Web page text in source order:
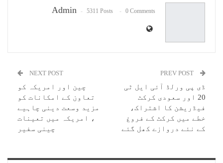
Admin 5311 Posts 0 Comments
ڈی پی ورلڈ آئی ایل ٹی
20 اور سعودی کرکٹ
فیڈریشن کا اشتراک،
خطے میں کرکٹ کے فروغ
کے نئے دروازے کھل گئے
NEXT POST
چین اور امریکہ کو
تعاون کے امکانات کو
مزید وسعت دینی چاہیے
، امریکہ میں تعینات
چینی سفیر